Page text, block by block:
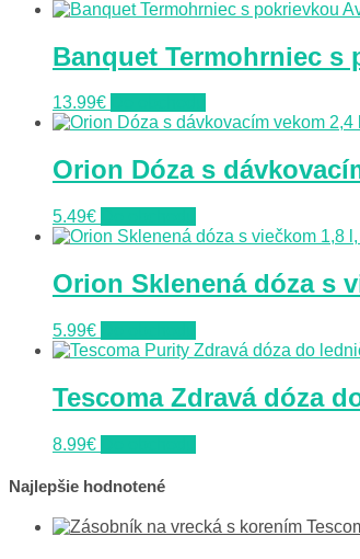
Banquet Termohrniec s
13.99€
Orion Dóza s
5.49€
Orion Sklenená dóza s
5.99€
Tescoma Zdravá dóza
8.99€
Najlepšie hodnotené